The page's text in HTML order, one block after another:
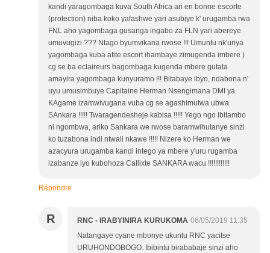
kandi yaragombaga kuva South Africa ari en bonne escorte
(protection) niba koko yafashwe yari asubiye k' urugamba rwa
FNL aho yagombaga gusanga ingabo za FLN yari abereye
umuvugizi ??? Ntago byumvikana rwose !!! Umuntu nk'uriya
yagombaga kuba afite escort ihambaye zimugenda imbere )
cg se ba eclaireurs bagombaga kugenda mbere gutata
amayira yagombaga kunyuramo !!! Bitabaye ibyo, ndabona n'
uyu umusimbuye Capitaine Herman Nsengimana DMI ya
KAgame izamwivugana vuba cg se agashimutwa ubwa
SAnkara !!!!! Twaragendesheje kabisa !!!!! Yego ngo ibitambo
ni ngombwa, ariko Sankara we rwose baramwihutanye sinzi
ko tuzabona indi ntwali nkawe !!!!! Nizere ko Herman we
azacyura urugamba kandi intego ya mbere y'uru rugamba
izabanze iyo kubohoza Callixte SANKARA wacu !!!!!!!!!!!!
Répondre
R RNC - IRABYINIRA KURUKOMA 06/05/2019 11:35
Natangaye cyane mbonye ukuntu RNC yacitse
URUHONDOBOGO. Ibibintu birababaje sinzi aho